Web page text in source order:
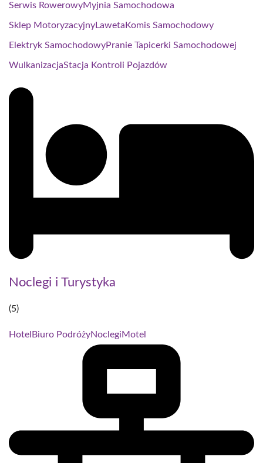
Serwis RowerowyMyjnia Samochodowa
Sklep MotoryzacyjnyLaweta Komis Samochodowy
Elektryk SamochodowyPranie Tapicerki Samochodowej
WulkanizacjaStacja Kontroli Pojazdów
Noclegi i Turystyka
(5)
Hotel Biuro PodróżyNoclegiMotel